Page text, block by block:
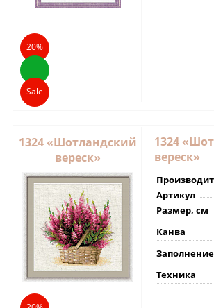
20%
Sale
1324 «Шотландский
вереск»
1324
вереск»
Артикул
Размер, см
Канва
Заполнение
Техника